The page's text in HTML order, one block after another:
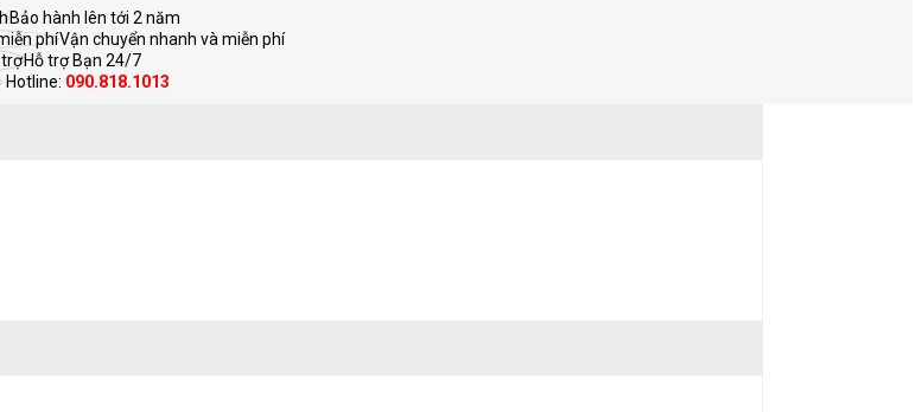
Bảo hành lên tới 2 năm
Vận chuyển nhanh và miễn phí
Hỗ trợ Bạn 24/7
Hotline: 090.818.1013